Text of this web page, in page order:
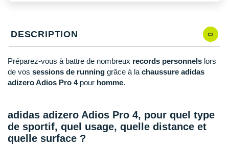
DESCRIPTION
Préparez-vous à battre de nombreux records personnels lors
de vos sessions de running grâce à la chaussure adidas
adizero Adios Pro 4pour homme.
adidas adizero Adios Pro 4, pour quel type
de sportif, quel usage, quelle distance et
quelle surface ?
PAR MARQUES
DÉSTOCKAGE
+ Voir tous lesaccessoires
Odlo
On-Running
OVERSTIMS